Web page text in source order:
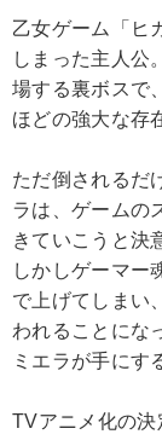
乙女ゲーム「ヒ
しまった主人公
場する裏ボスで
ほどの強大な存
ただ倒されるだ
ラは、ゲームの
きていこうと決
しかしゲーマー
で上げてしまい
われることにな
ミエラが手にす
TVアニメ化の決